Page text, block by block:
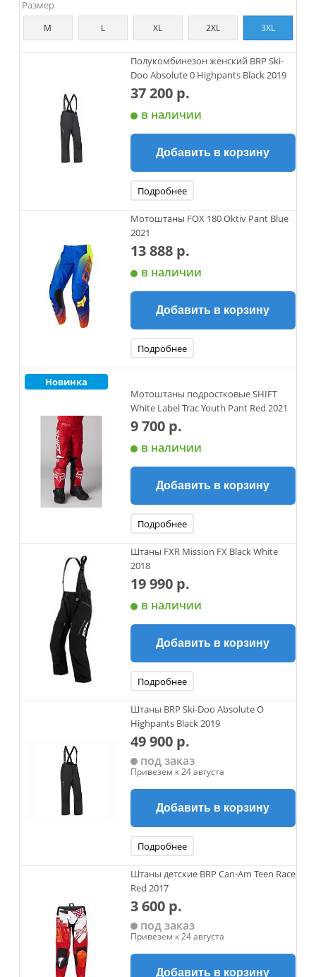
Размер
M L XL 2XL 3XL
Полукомбинезон женский BRP Ski-
Doo Absolute 0 Highpants Black 2019
37 200 р.
в наличии
Добавить в корзину
Подробнее
Мотоштаны FOX 180 Oktiv Pant Blue
2021
13 888 р.
в наличии
Добавить в корзину
Подробнее
Новинка
Мотоштаны подростковые SHIFT
White Label Trac Youth Pant Red 2021
9 700 р.
в наличии
Добавить в корзину
Подробнее
Штаны FXR Mission FX Black White
2018
19 990 р.
в наличии
Добавить в корзину
Подробнее
Штаны BRP Ski-Doo Absolute O
Highpants Black 2019
49 900 р.
под заказ
Привезем к 24 августа
Добавить в корзину
Подробнее
Штаны детские BRP Can-Am Teen Race
Red 2017
3 600 р.
под заказ
Привезем к 24 августа
Добавить в корзину